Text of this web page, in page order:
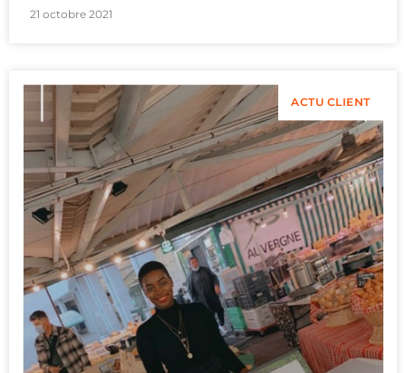
21 octobre 2021
ACTU CLIENT